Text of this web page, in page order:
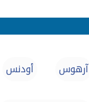
آرهوس أودنس